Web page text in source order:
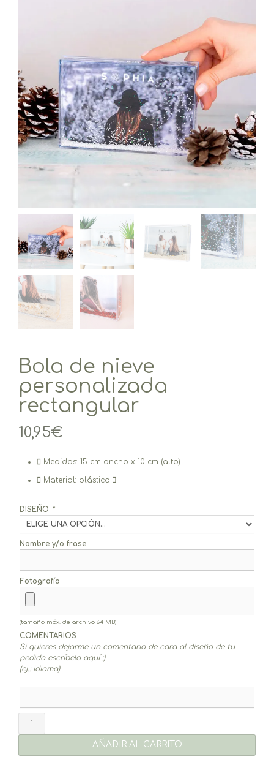
Bola de nieve
personalizada
rectangular
10,95€
Medidas: 15 cm ancho x 10 cm (alto).
Material: plástico.
DISEÑO *
Nombre y/o frase
Fotografía
(tamaño máx. de archivo 64 MB)
COMENTARIOS
Si quieres dejarme un comentario de cara al diseño de tu
pedido escríbelo aquí ;)
(ej.: idioma)
AÑADIR AL CARRITO